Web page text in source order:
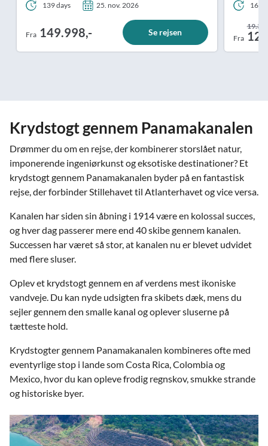
139 days 25. nov. 2026
Fra 149.998,- Se rejsen
16
Fra
Krydstogt gennem Panamakanalen
Drømmer du om en rejse, der kombinerer storslået natur,
imponerende ingeniørkunst og eksotiske destinationer? Et
krydstogt gennem Panamakanalen byder på en fantastisk
rejse, der forbinder Stillehavet til Atlanterhavet og vice versa.
Kanalen har siden sin åbning i 1914 være en kolossal succes,
og hver dag passerer mere end 40 skibe gennem kanalen.
Successen har været så stor, at kanalen nu er blevet udvidet
med flere sluser.
Oplev et krydstogt gennem en af verdens mest ikoniske
vandveje. Du kan nyde udsigten fra skibets dæk, mens du
sejler gennem den smalle kanal og oplever sluserne på
tætteste hold.
Krydstogter gennem Panamakanalen kombineres ofte med
eventyrlige stop i lande som Costa Rica, Colombia og
Mexico, hvor du kan opleve frodig regnskov, smukke strande
og historiske byer.